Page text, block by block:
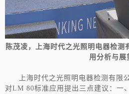
陈茂凌， 上海时代之光照明电器检测
用分析与展
上海时代之光照明电器检测有限
对LM 80标准应用提出三点建议：一